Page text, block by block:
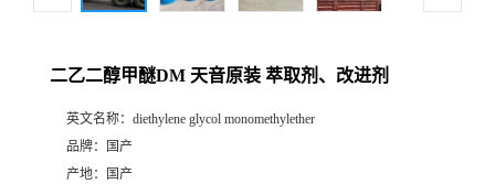
二乙二醇甲醚DM 天音原装 萃取剂、改进剂
英文名称： diethylene glycol monomethylether
品牌：
国产
产地：
国产